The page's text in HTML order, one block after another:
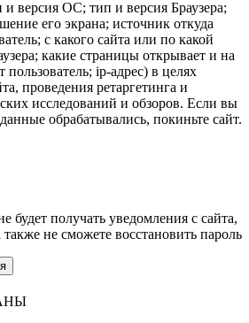
версия ОС; тип и версия Браузера;
его экрана; источник откуда
с какого сайта или по какой
какие страницы открывает и на
ip-адрес) в целях
проведения ретаргетинга и
исследований и обзоров. Если вы
обрабатывались, покиньте сайт.
будет получать уведомления с сайта,
также не сможете восстановить пароль